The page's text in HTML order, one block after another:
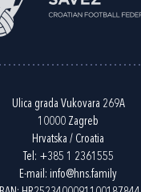
Ulica grada Vukovara 269A
10000 Zagreb
Hrvatska / Croatia
Tel: +385 1 2361555
E-mail: info@hns.family